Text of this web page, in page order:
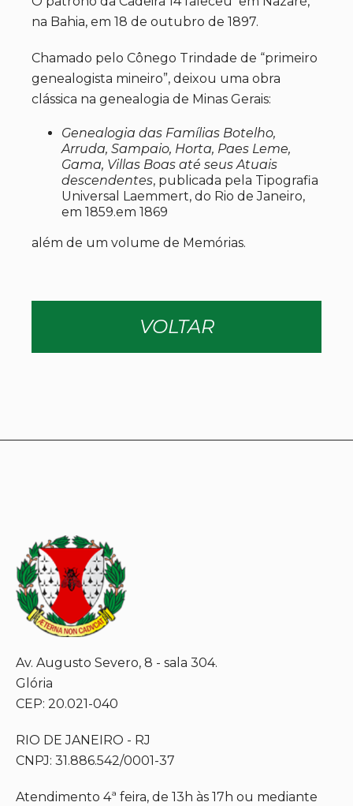
na Bahia, em 18 de outubro de 1897.
Chamado pelo Cônego Trindade de “primeiro
genealogista mineiro”, deixou uma obra
clássica na genealogia de Minas Gerais:
Genealogia das Famílias Botelho,
Arruda, Sampaio, Horta, Paes Leme,
Gama, Villas Boas até seus Atuais
descendentes, publicada pela Tipografia
Universal Laemmert, do Rio de Janeiro,
em 1859.em 1869
além de um volume de Memórias.
VOLTAR
Av. Augusto Severo, 8 - sala 304.
Glória
CEP: 20.021-040
RIO DE JANEIRO - RJ
CNPJ: 31.886.542/0001-37
Atendimento 4ª feira, de 13h às 17h ou mediante